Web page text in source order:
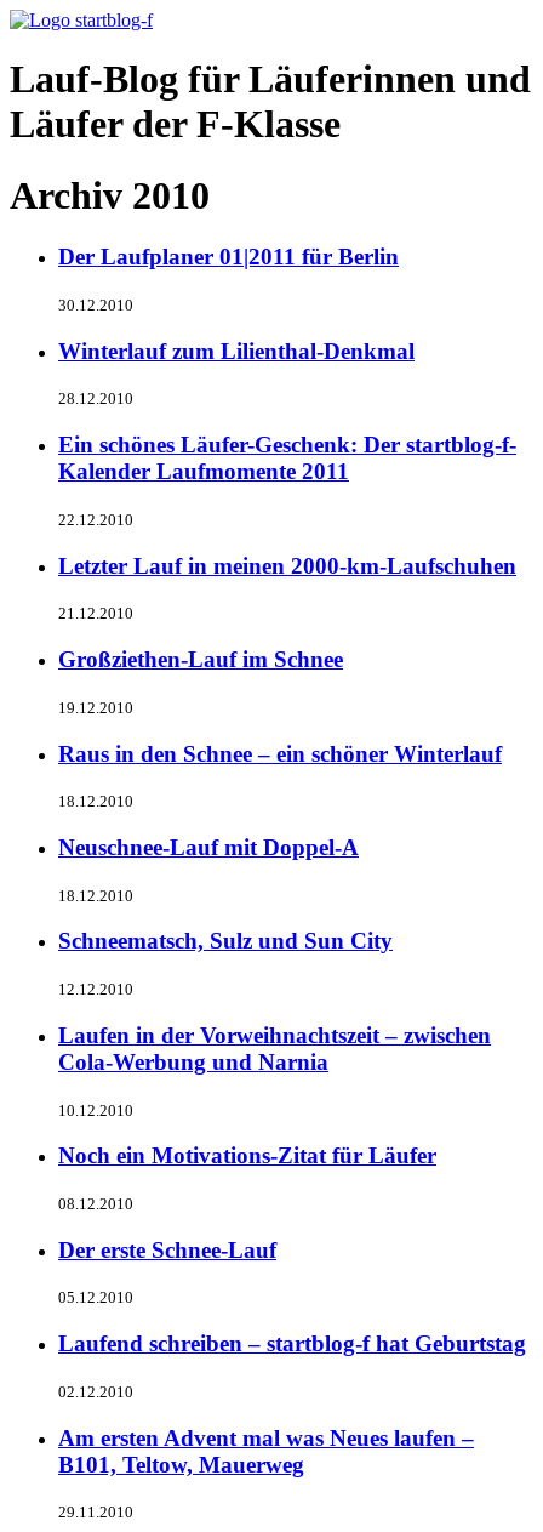
Lauf-Blog für Läuferinnen und
Läufer der F-Klasse
Archiv 2010
Der Laufplaner 01|2011 für Berlin
30.12.2010
Winterlauf zum Lilienthal-Denkmal
28.12.2010
Ein schönes Läufer-Geschenk: Der startblog-f-
Kalender Laufmomente 2011
22.12.2010
Letzter Lauf in meinen 2000-km-Laufschuhen
21.12.2010
Großziethen-Lauf im Schnee
19.12.2010
Raus in den Schnee – ein schöner Winterlauf
18.12.2010
Neuschnee-Lauf mit Doppel-A
18.12.2010
Schneematsch, Sulz und Sun City
12.12.2010
Laufen in der Vorweihnachtszeit – zwischen
Cola-Werbung und Narnia
10.12.2010
Noch ein Motivations-Zitat für Läufer
08.12.2010
Der erste Schnee-Lauf
05.12.2010
Laufend schreiben – startblog-f hat Geburtstag
02.12.2010
Am ersten Advent mal was Neues laufen –
B101, Teltow, Mauerweg
29.11.2010